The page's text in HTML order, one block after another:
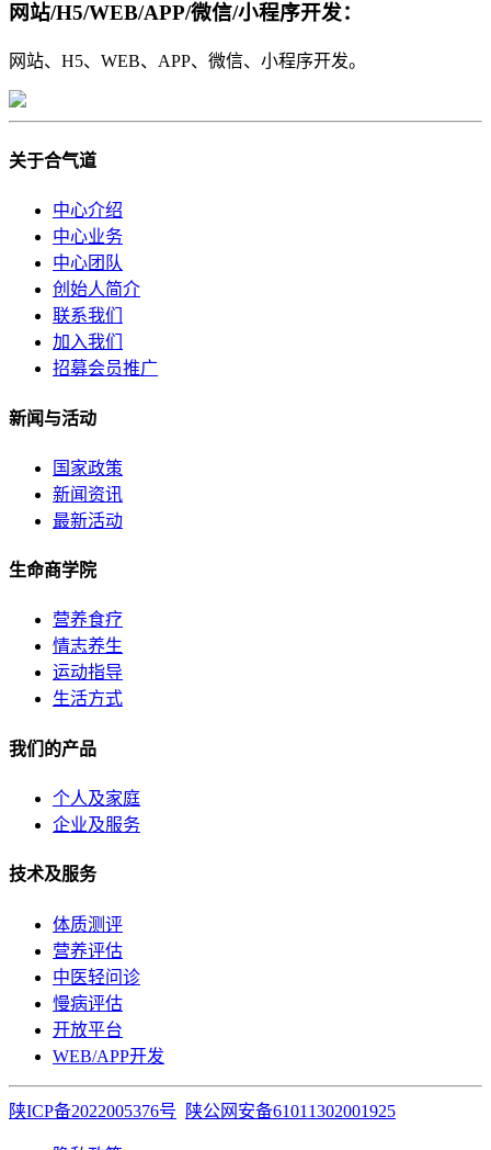
网站/H5/WEB/APP/微信/小程序开发：
网站、H5、WEB、APP、微信、小程序开发。
关于合气道
中心介绍
中心业务
中心团队
创始人简介
联系我们
加入我们
招募会员推广
新闻与活动
国家政策
新闻资讯
最新活动
生命商学院
营养食疗
情志养生
运动指导
生活方式
我们的产品
个人及家庭
企业及服务
技术及服务
体质测评
营养评估
中医轻问诊
慢病评估
开放平台
WEB/APP开发
陕ICP备2022005376号 陕公网安备61011302001925